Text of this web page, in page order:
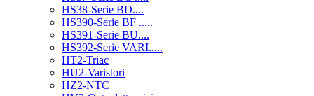
HS38-Serie BD....
HS390-Serie BF .....
HS391-Serie BU....
HS392-Serie VARI.....
HT2-Triac
HU2-Varistori
HZ2-NTC